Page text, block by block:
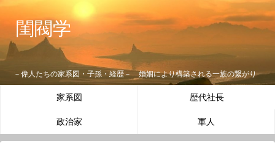
閨閥学
－偉人たちの家系図・子孫・経歴－ 婚姻により構築される一族の繋がり
家系図 歴代社長
政治家 軍人